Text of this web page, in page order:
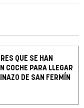
QUE SE HAN
COCHE PARA LLEGAR
DE SAN FERMÍN